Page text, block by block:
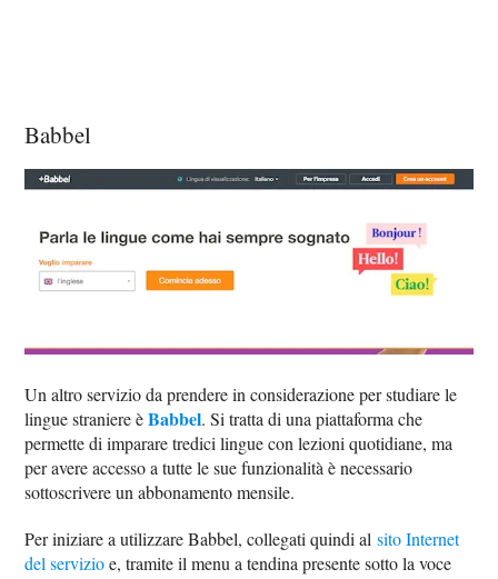
Babbel
Un altro servizio da prendere in considerazione per studiare le
lingue straniere èBabbel. Si tratta di una piattaforma che
permette di imparare tredici lingue con lezioni quotidiane, ma
per avere accesso a tutte le sue funzionalità è necessario
sottoscrivere un abbonamento mensile.
Per iniziare a utilizzare Babbel, collegati quindi alsito Internet
del servizioe, tramite il menu a tendina presente sotto la voce